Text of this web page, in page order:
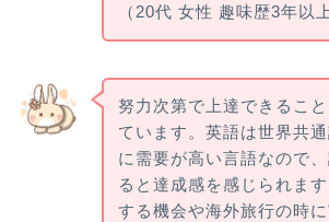
（20代 女性 趣味歴3年以上
努力次第で上達できるこ
ています。英語は世界共
に需要が高い言語なので
ると達成感を感じられま
する機会や海外旅行の時